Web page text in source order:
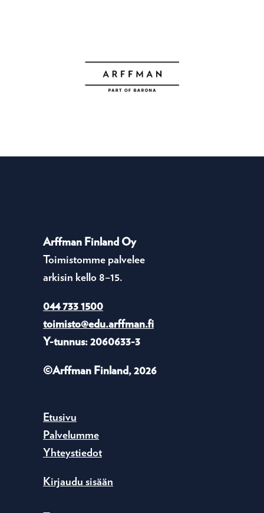
Arffman Finland Oy
Toimistomme palvelee
arkisin kello 8–15.
044 733 1500
toimisto@edu.arffman.fi
Y-tunnus: 2060633-3
©Arffman Finland, 2026
Etusivu
Palvelumme
Yhteystiedot
Kirjaudu sisään